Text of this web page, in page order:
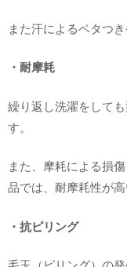
また汗によるベタつ
・耐摩耗
繰り返し洗濯をして
す。
また、摩耗による損
品では、耐摩耗性が
・抗ピリング